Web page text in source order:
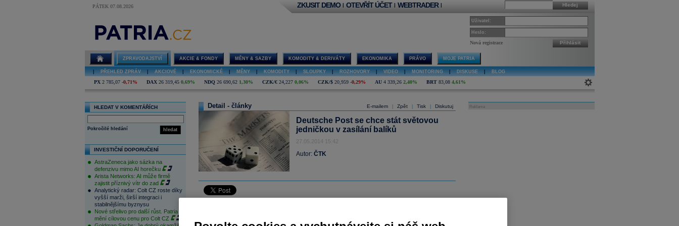
PÁTEK 07.08.2026 Hledej
ZKUSIT DEMO | OTEVŘÍT ÚČET | WEBTRADER |
Uživatel:
Heslo:
Nová registrace Přihlásit
ZPRAVODAJSTVÍ AKCIE & FONDY MĚNY & SAZBY KOMODITY & DERIVÁTY EKONOMIKA PRÁVO MOJE PATRIA
PŘEHLED ZPRÁV AKCIOVÉ EKONOMICKÉ MĚNY KOMODITY SLOUPKY ROZHOVORY VIDEO MONITORING DISKUSE BLOG
PX 2 785,07 -0,71% DAX 26 319,45 0,69% NDQ 26 690,62 1,30% CZK/€ 24,227 0,06% CZK/$ 20,959 -0,29% AU 4 339,26 2,40% BRT 83,08 4,61%
HLEDAT V KOMENTÁŘÍCH
hledat
Pokročilé hledání
INVESTIČNÍ DOPORUČENÍ
AstraZeneca jako sázka na
defenzivu mimo AI horečku
Arista Networks: AI může firmě
zajistit příznivý vítr do zad
Analytický radar: Colt CZ roste díky
vyšší marži, širší integraci i
stabilnějšímu byznysu
Nové střelivo pro další růst. Patria
mění cílovou cenu pro Colt CZ
E-mailem Zpět Tisk Diskutuj
Detail - články
Deutsche Post se chce stát světovou
jedničkou v zasílání balíků
27.05.2014 15:42
Autor: ČTK
Reklama